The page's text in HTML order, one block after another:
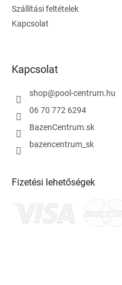
Szállítási feltételek
Kapcsolat
Kapcsolat
shop@pool-centrum.hu
06 70 772 6294
BazenCentrum.sk
bazencentrum_sk
Fizetési lehetőségek